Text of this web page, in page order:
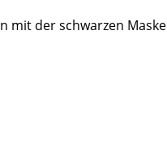
mit der schwarzen Maske